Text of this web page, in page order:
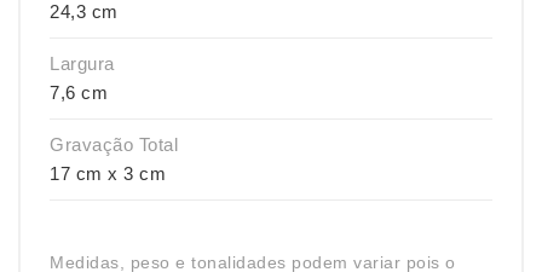
24,3 cm
Largura
7,6 cm
Gravação Total
17 cm x 3 cm
Medidas, peso e tonalidades podem variar pois o